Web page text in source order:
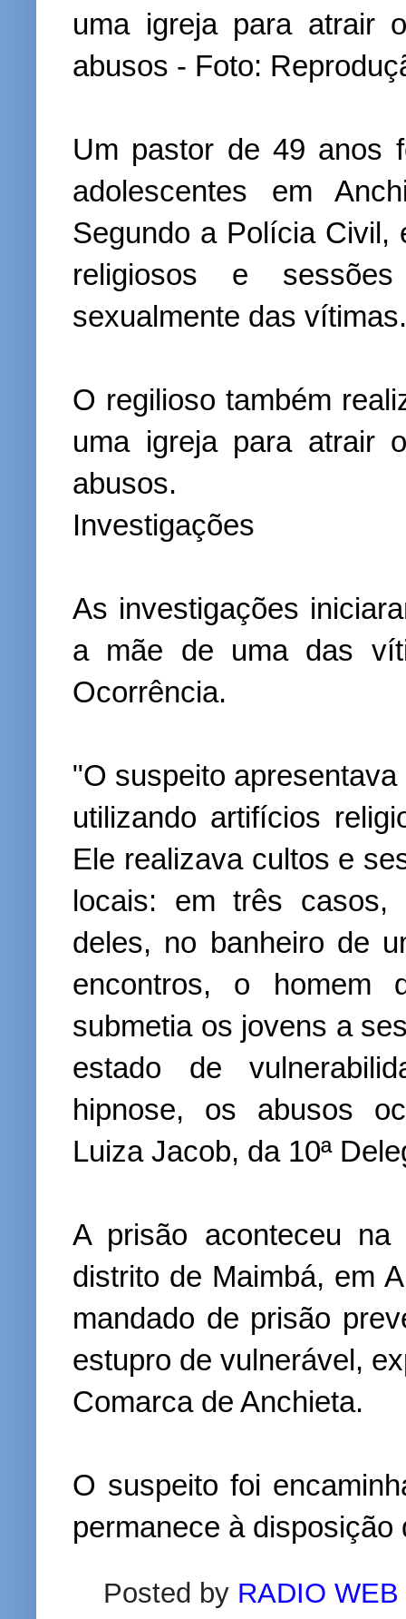
uma igreja para atrair
abusos - Foto:
Um pastor de 49 anos
adolescentes em
Segundo a Polícia Civil,
religiosos e
sexualmente das vítimas.
O regilioso também
uma igreja para atrair
abusos.
Investigações
As investigações
a mãe de uma das
Ocorrência.
"O suspeito
utilizando artifícios
Ele realizava cultos e
locais: em três
deles, no banheiro de
encontros, o homem
submetia os jovens a
estado de
hipnose, os abusos
Luiza Jacob, da 10ª
A prisão aconteceu
distrito de Maimbá, em
mandado de prisão
estupro de vulnerável,
Comarca de Anchieta.
O suspeito foi
permanece à disposição
Posted by RADIO